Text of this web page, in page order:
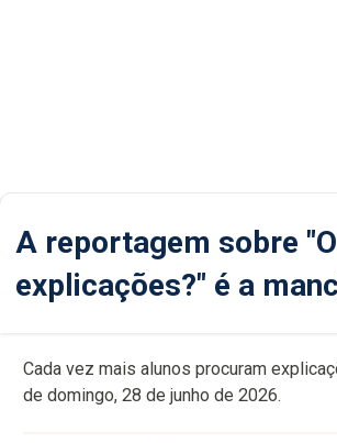
A reportagem sobre
explicações?" é a
Cada vez mais alunos procuram
de domingo, 28 de junho de 2026.